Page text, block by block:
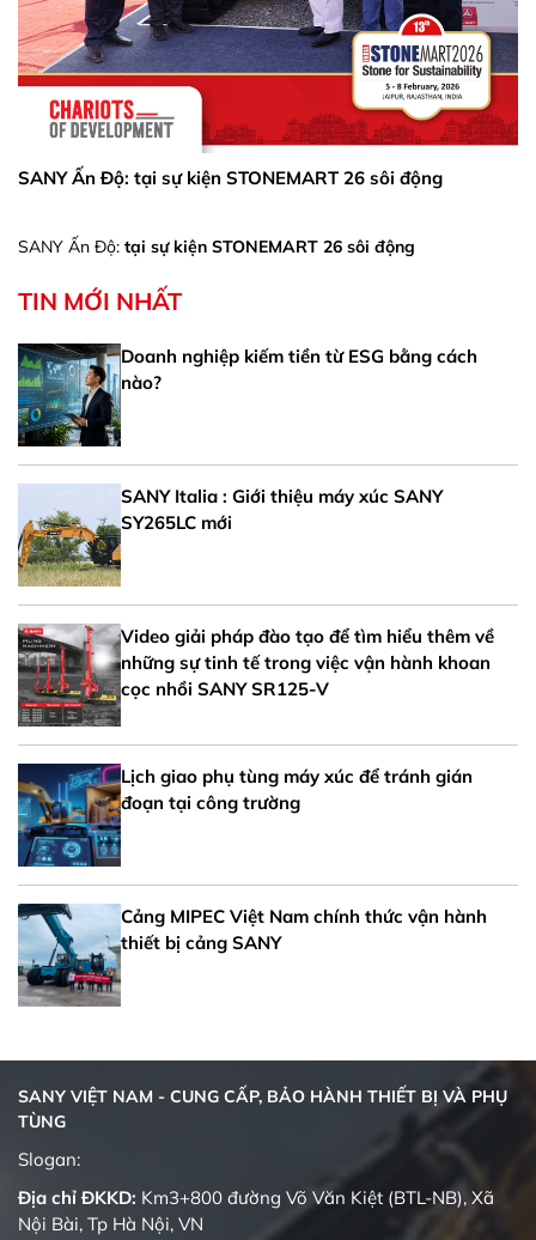
SANY Ấn Độ: ​​​​​​​tại sự kiện STONEMART 26 sôi động
SANY Ấn Độ: tại sự kiện STONEMART 26 sôi động
TIN MỚI NHẤT
Doanh nghiệp kiếm tiền từ ESG bằng cách
nào?
SANY Italia : Giới thiệu máy xúc SANY
SY265LC mới
Video giải pháp đào tạo để tìm hiểu thêm về
những sự tinh tế trong việc vận hành khoan
cọc nhồi SANY SR125-V
Lịch giao phụ tùng máy xúc để tránh gián
đoạn tại công trường
Cảng MIPEC Việt Nam chính thức vận hành
thiết bị cảng SANY
SANY VIỆT NAM - CUNG CẤP, BẢO HÀNH THIẾT BỊ VÀ PHỤ
TÙNG
Slogan:
Địa chỉ ĐKKD: Km3+800 đường Võ Văn Kiệt (BTL-NB), Xã
Nội Bài, Tp Hà Nội, VN